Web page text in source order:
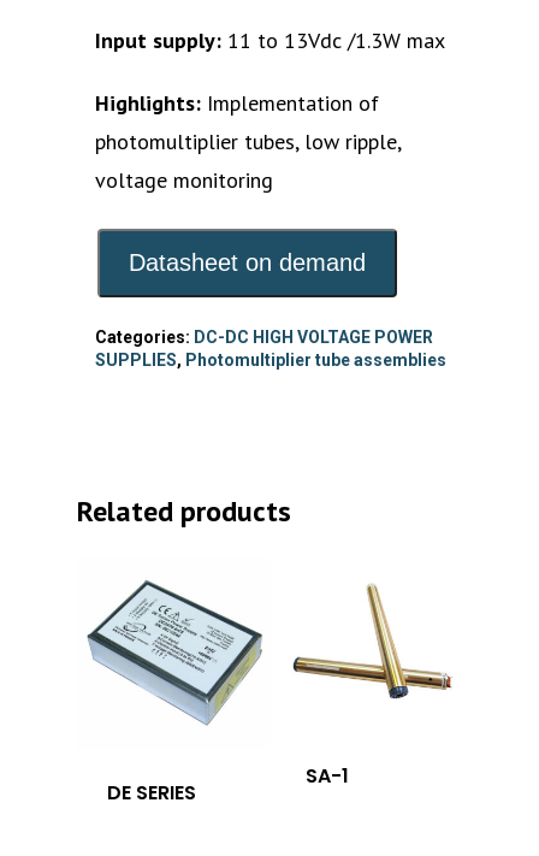
Input supply: 11 to 13Vdc /1.3W max
Highlights: Implementation of
photomultiplier tubes, low ripple,
voltage monitoring
Datasheet on demand
Categories: DC-DC HIGH VOLTAGE POWER
SUPPLIES, Photomultiplier tube assemblies
Related products
DE SERIES
SA-1